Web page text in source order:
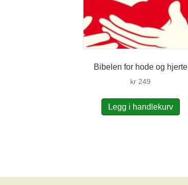
Bibelen for hode og hjerte
kr 249
Legg i handlekurv